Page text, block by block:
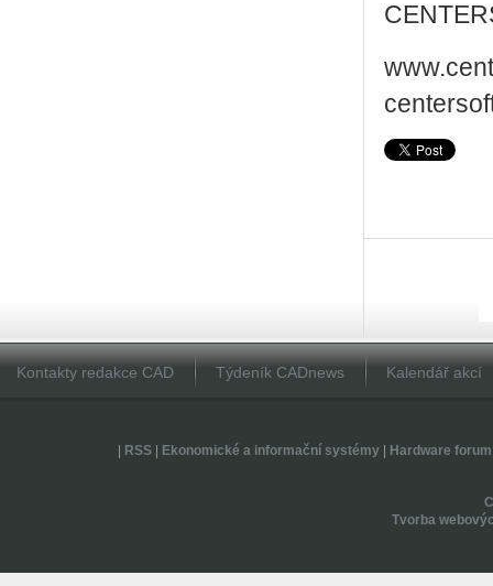
Kontakty redakce CAD Týdeník CADnews Kalendář akcí
RSS| Ekonomické a informační systémy| Hardware forum
Tvorba